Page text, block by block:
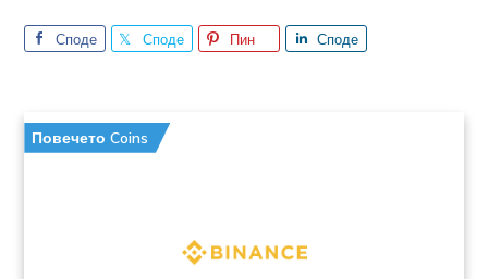
Споде
Споде
Пин
Споде
Повечето Coins